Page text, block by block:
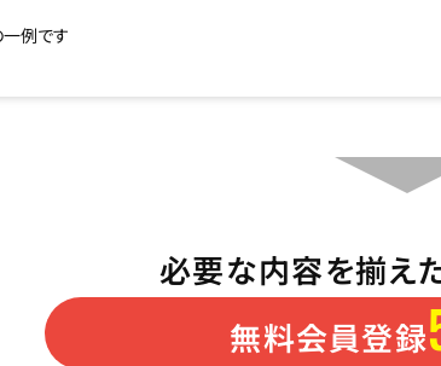
例です
必要な内容を揃え
無料会員登録